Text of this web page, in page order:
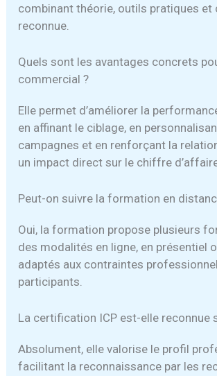
combinant théorie, outils pratiques
reconnue.
Quels sont les avantages concrets
commercial ?
Elle permet d’améliorer la
en affinant le ciblage, en
campagnes et en renforçant la
un impact direct sur le chiffre
Peut-on suivre la formation en
Oui, la formation propose plusieurs
des modalités en ligne, en présentiel
adaptés aux contraintes
participants.
La certification ICP est-elle reconnue
Absolument, elle valorise le profil
facilitant la reconnaissance par les